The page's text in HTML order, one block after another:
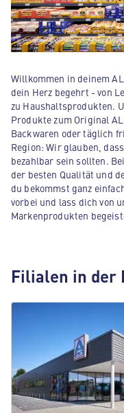
Willkommen in deinem
dein Herz begehrt - von
zu Haushaltsprodukten.
Produkte zum Original
Backwaren oder täglich
Region: Wir glauben,
bezahlbar sein sollten.
der besten Qualität und
du bekommst ganz
vorbei und lass dich von
Markenprodukten
Filialen in der